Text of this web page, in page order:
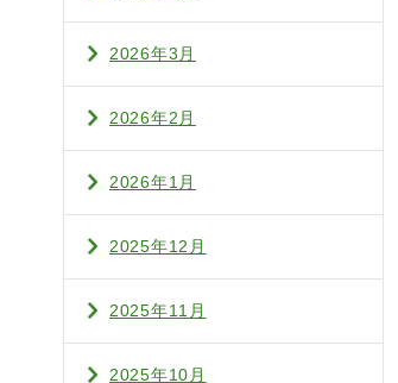
2026年3月
2026年2月
2026年1月
2025年12月
2025年11月
2025年10月